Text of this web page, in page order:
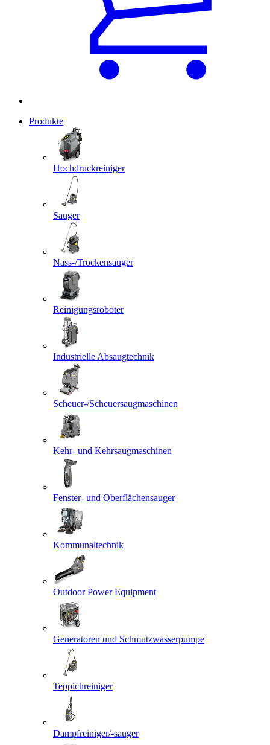
Produkte
Hochdruckreiniger
Sauger
Nass-/Trockensauger
Reinigungsroboter
Industrielle Absaugtechnik
Scheuer-/Scheuersaugmaschinen
Kehr- und Kehrsaugmaschinen
Fenster- und Oberflächensauger
Kommunaltechnik
Outdoor Power Equipment
Generatoren und Schmutzwasserpumpe
Teppichreiniger
Dampfreiniger/-sauger